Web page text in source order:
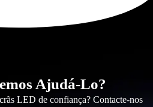
Ajudá-Lo?
LED de confiança? Contacte-nos